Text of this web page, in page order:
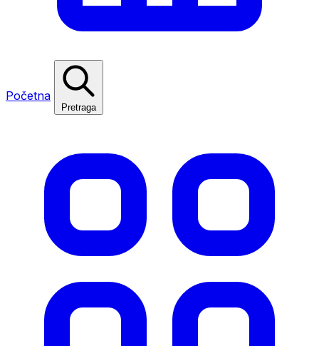
Početna
Pretraga